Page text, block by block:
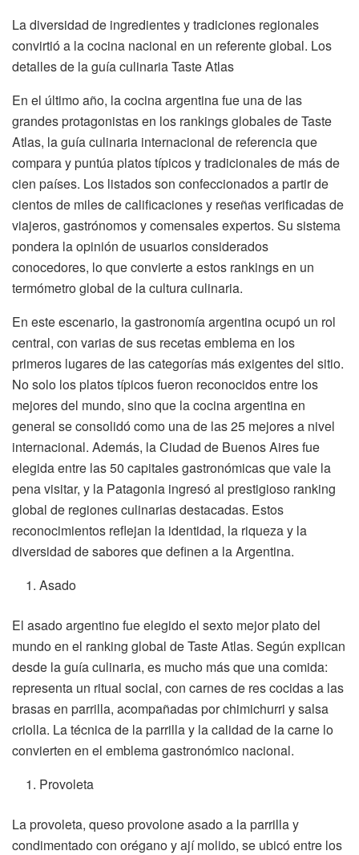
La diversidad de ingredientes y tradiciones regionales
convirtió a la cocina nacional en un referente global. Los
detalles de la guía culinaria Taste Atlas
En el último año, la cocina argentina fue una de las
grandes protagonistas en los rankings globales de Taste
Atlas, la guía culinaria internacional de referencia que
compara y puntúa platos típicos y tradicionales de más de
cien países. Los listados son confeccionados a partir de
cientos de miles de calificaciones y reseñas verificadas de
viajeros, gastrónomos y comensales expertos. Su sistema
pondera la opinión de usuarios considerados
conocedores, lo que convierte a estos rankings en un
termómetro global de la cultura culinaria.
En este escenario, la gastronomía argentina ocupó un rol
central, con varias de sus recetas emblema en los
primeros lugares de las categorías más exigentes del sitio.
No solo los platos típicos fueron reconocidos entre los
mejores del mundo, sino que la cocina argentina en
general se consolidó como una de las 25 mejores a nivel
internacional. Además, la Ciudad de Buenos Aires fue
elegida entre las 50 capitales gastronómicas que vale la
pena visitar, y la Patagonia ingresó al prestigioso ranking
global de regiones culinarias destacadas. Estos
reconocimientos reflejan la identidad, la riqueza y la
diversidad de sabores que definen a la Argentina.
Asado
El asado argentino fue elegido el sexto mejor plato del
mundo en el ranking global de Taste Atlas. Según explican
desde la guía culinaria, es mucho más que una comida:
representa un ritual social, con carnes de res cocidas a las
brasas en parrilla, acompañadas por chimichurri y salsa
criolla. La técnica de la parrilla y la calidad de la carne lo
convierten en el emblema gastronómico nacional.
Provoleta
La provoleta, queso provolone asado a la parrilla y
condimentado con orégano y ají molido, se ubicó entre los